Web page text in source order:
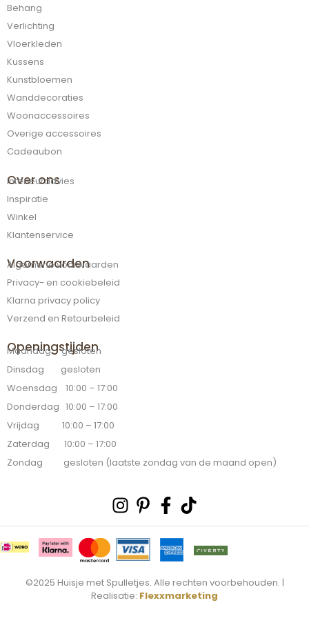
Behang
Verlichting
Vloerkleden
Kussens
Kunstbloemen
Wanddecoraties
Woonaccessoires
Overige accessoires
Cadeaubon
Over ons
Interieuradvies
Inspiratie
Winkel
Klantenservice
Voorwaarden
Algemene voorwaarden
Privacy- en cookiebeleid
Klarna privacy policy
Verzend en Retourbeleid
Openingstijden
Maandag gesloten
Dinsdag gesloten
Woensdag 10:00 – 17:00
Donderdag 10:00 – 17:00
Vrijdag 10:00 – 17:00
Zaterdag 10:00 – 17:00
Zondag gesloten (laatste zondag van de maand open)
Instagram
Pinterest-
p
Facebook-
f
Tiktok
©2025 Huisje met Spulletjes. Alle rechten voorbehouden. |
Realisatie: Flexxmarketing